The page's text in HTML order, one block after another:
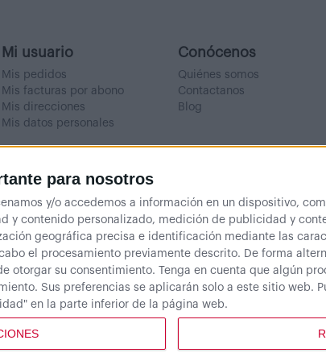
para nosotros
y/o accedemos a información en un dispositivo,
y contenido personalizado, medición de publicidad y
geográfica precisa e identificación mediante las
el procesamiento previamente descrito. De forma
otorgar su consentimiento.
Tenga en cuenta que algún
Sus preferencias se aplicarán solo a este sitio
en la parte inferior de la página web.
Mi usuario
Mis pedidos
Mis facturas por abono
Mis direcciones
Mis datos personales
Conócenos
Quiénes somos
Contactanos
Blog
© 2026 - RINODEPOT S.L.